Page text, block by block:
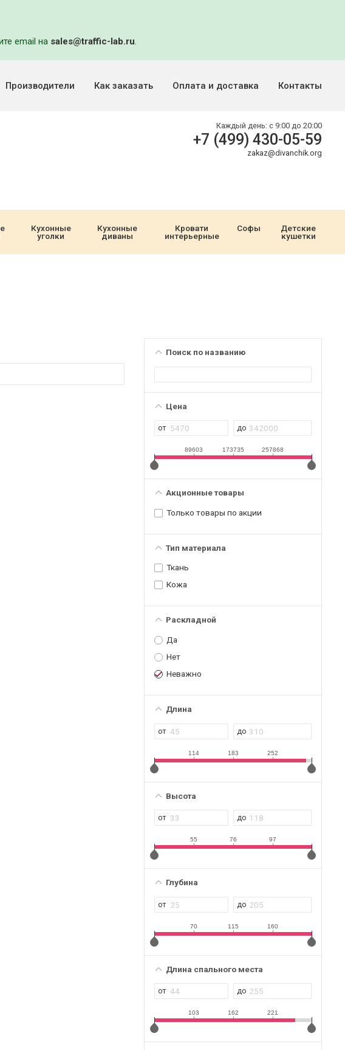
email на sales@traffic-lab.ru.
Производители Как заказать Оплата и доставка Контакты
Каждый день: с 9:00 до 20:00
+7 (499) 430-05-59
zakaz@divanchik.org
Кухонные
уголки
Кухонные
диваны
Кровати
интерьерные
Софы
Детские
кушетки
Поиск по названию
Цена
89603 173735 257868
Акционные товары
Только товары по акции
Тип материала
Ткань
Кожа
Раскладной
Да
Нет
Неважно
Длина
114 183 252
Высота
55 76 97
Глубина
70 115 160
Длина спального места
103 162 221